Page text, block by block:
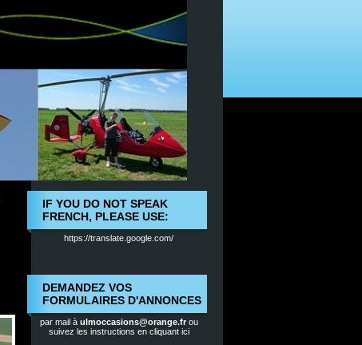
IF YOU DO NOT SPEAK
FRENCH, PLEASE USE:
https://translate.google.com/
DEMANDEZ VOS
FORMULAIRES D'ANNONCES
par mail à ulmoccasions@orange.frou
suivez les instructions en cliquant ici